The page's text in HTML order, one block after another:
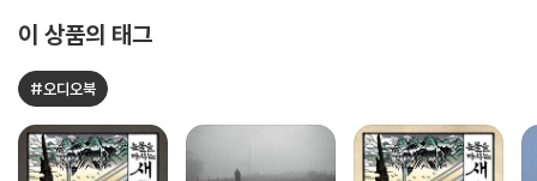
이 상품의 태그
#오디오북